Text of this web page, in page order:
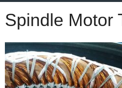
Spindle Motor